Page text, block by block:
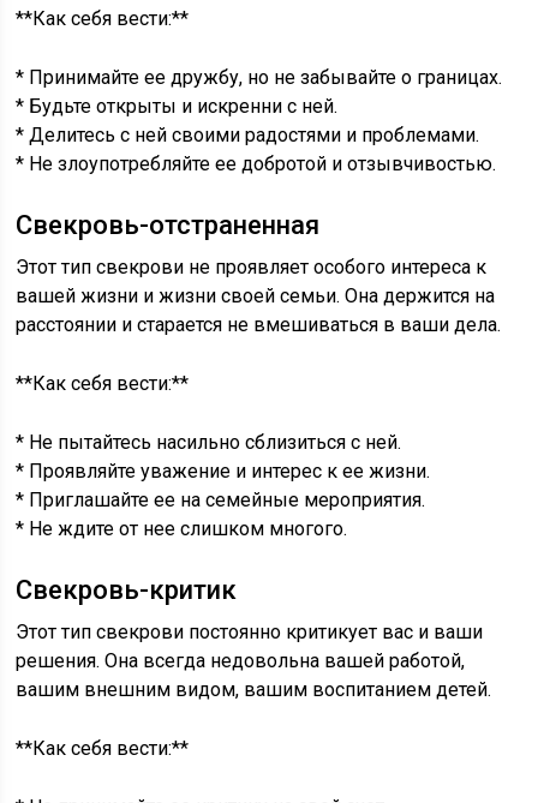
**Как себя вести:**
* Принимайте ее дружбу, но не забывайте о границах.
* Будьте открыты и искренни с ней.
* Делитесь с ней своими радостями и проблемами.
* Не злоупотребляйте ее добротой и отзывчивостью.
Свекровь-отстраненная
Этот тип свекрови не проявляет особого интереса к
вашей жизни и жизни своей семьи. Она держится на
расстоянии и старается не вмешиваться в ваши дела.
**Как себя вести:**
* Не пытайтесь насильно сблизиться с ней.
* Проявляйте уважение и интерес к ее жизни.
* Приглашайте ее на семейные мероприятия.
* Не ждите от нее слишком многого.
Свекровь-критик
Этот тип свекрови постоянно критикует вас и ваши
решения. Она всегда недовольна вашей работой,
вашим внешним видом, вашим воспитанием детей.
**Как себя вести:**